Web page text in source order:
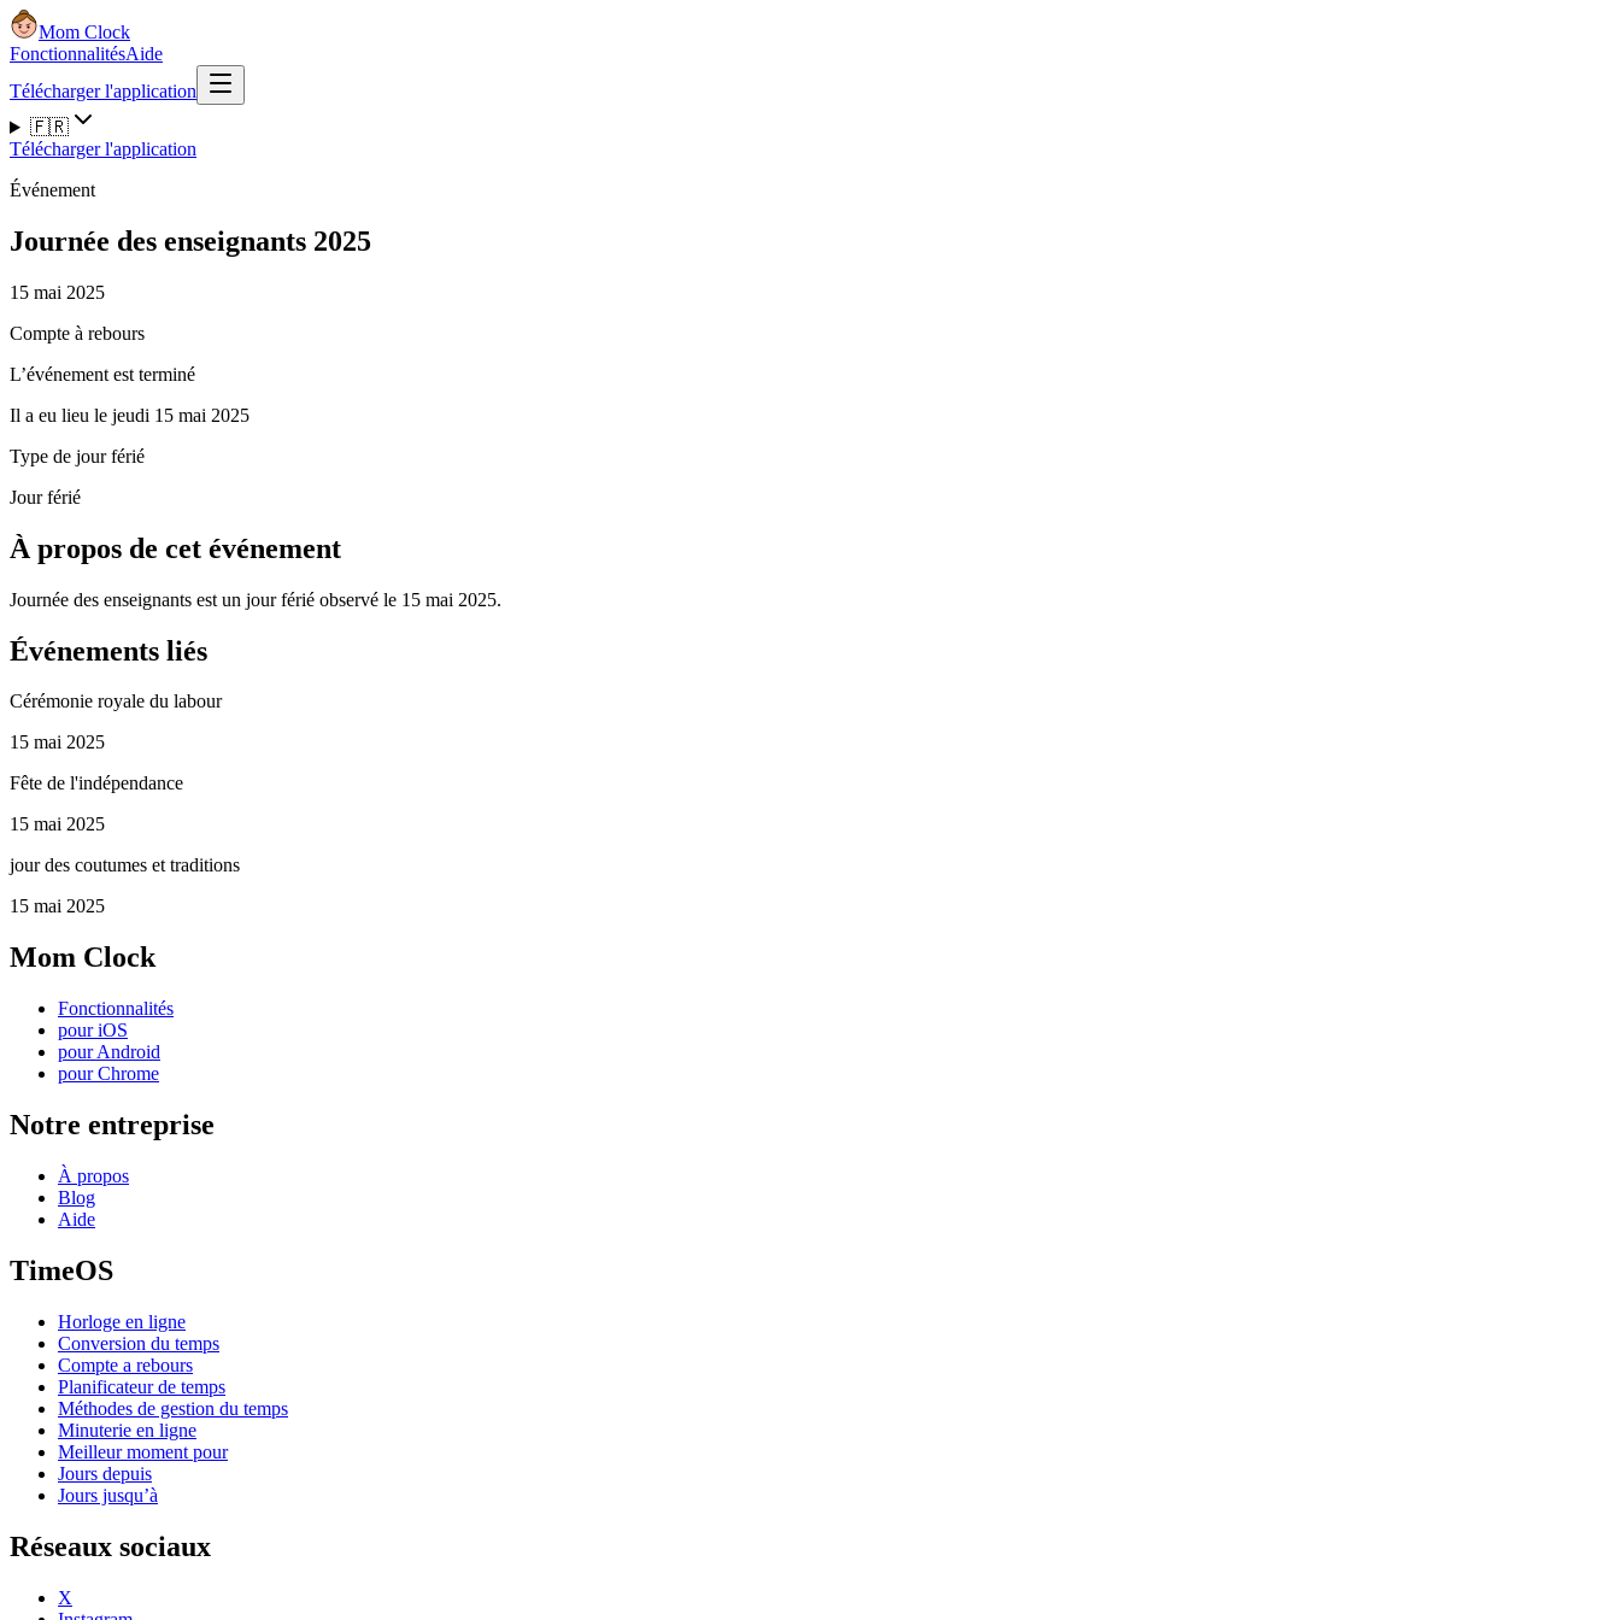
Mom Clock
FonctionnalitésAide
Télécharger l'application
🇫🇷
Télécharger l'application
Événement
Journée des enseignants 2025
15 mai 2025
Compte à rebours
L’événement est terminé
Il a eu lieu le jeudi 15 mai 2025
Type de jour férié
Jour férié
À propos de cet événement
Journée des enseignants est un jour férié observé le 15 mai 2025.
Événements liés
Cérémonie royale du labour
15 mai 2025
Fête de l'indépendance
15 mai 2025
jour des coutumes et traditions
15 mai 2025
Mom Clock
Fonctionnalités
pour iOS
pour Android
pour Chrome
Notre entreprise
À propos
Blog
Aide
TimeOS
Horloge en ligne
Conversion du temps
Compte a rebours
Planificateur de temps
Méthodes de gestion du temps
Minuterie en ligne
Meilleur moment pour
Jours depuis
Jours jusqu’à
Réseaux sociaux
X